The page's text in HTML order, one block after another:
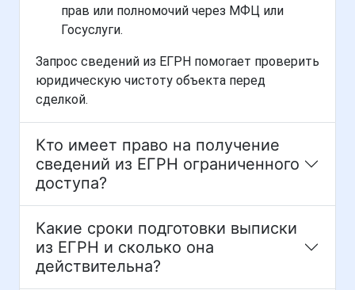
прав или полномочий через МФЦ или
Госуслуги.
Запрос сведений из ЕГРН помогает проверить
юридическую чистоту объекта перед
сделкой.
Кто имеет право на получение
сведений из ЕГРН ограниченного
доступа?
Какие сроки подготовки выписки
из ЕГРН и сколько она
действительна?